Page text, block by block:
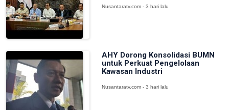
Nusantaratv.com - 3 hari lalu
AHY Dorong Konsolidasi BUMN
untuk Perkuat Pengelolaan
Kawasan Industri
Nusantaratv.com - 3 hari lalu